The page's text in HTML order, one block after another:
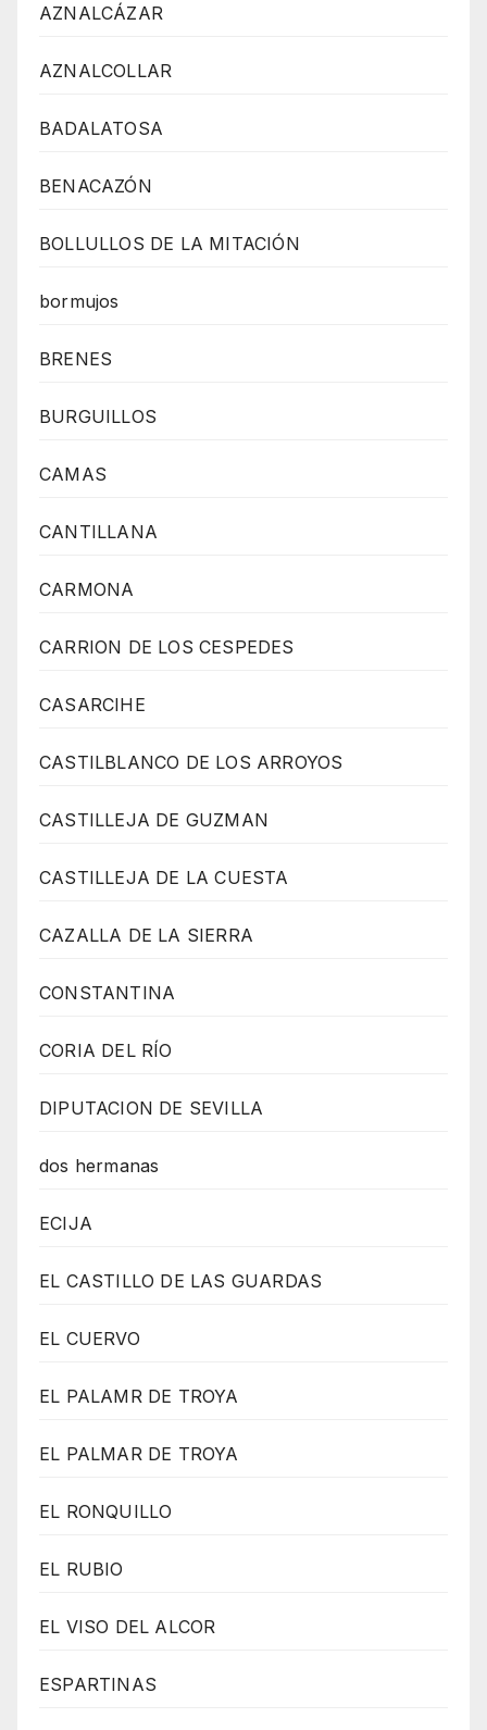
AZNALCÁZAR
AZNALCOLLAR
BADALATOSA
BENACAZÓN
BOLLULLOS DE LA MITACIÓN
bormujos
BRENES
BURGUILLOS
CAMAS
CANTILLANA
CARMONA
CARRION DE LOS CESPEDES
CASARCIHE
CASTILBLANCO DE LOS ARROYOS
CASTILLEJA DE GUZMAN
CASTILLEJA DE LA CUESTA
CAZALLA DE LA SIERRA
CONSTANTINA
CORIA DEL RÍO
DIPUTACION DE SEVILLA
dos hermanas
ECIJA
EL CASTILLO DE LAS GUARDAS
EL CUERVO
EL PALAMR DE TROYA
EL PALMAR DE TROYA
EL RONQUILLO
EL RUBIO
EL VISO DEL ALCOR
ESPARTINAS